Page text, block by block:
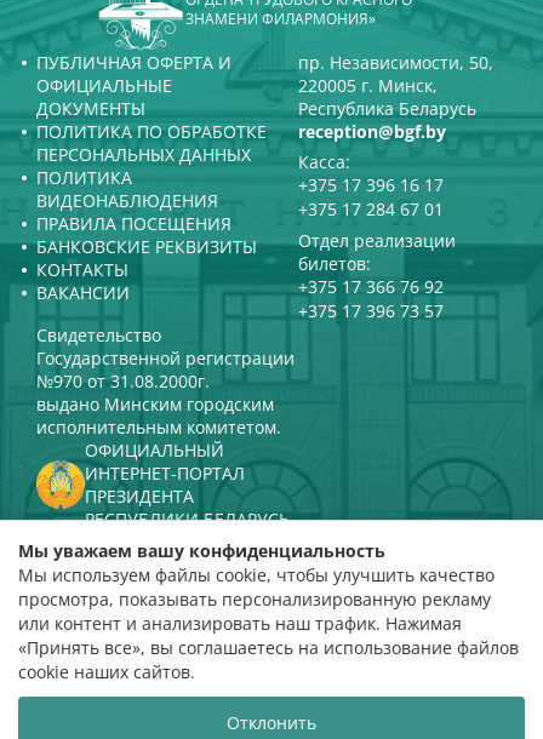
ЗНАМЕНИ ФИЛАРМОНИЯ»
ПУБЛИЧНАЯ ОФЕРТА И
ОФИЦИАЛЬНЫЕ
ДОКУМЕНТЫ
ПОЛИТИКА ПО ОБРАБОТКЕ
ПЕРСОНАЛЬНЫХ ДАННЫХ
ПОЛИТИКА
ВИДЕОНАБЛЮДЕНИЯ
ПРАВИЛА ПОСЕЩЕНИЯ
БАНКОВСКИЕ РЕКВИЗИТЫ
КОНТАКТЫ
ВАКАНСИИ
пр. Независимости, 50,
220005 г. Минск,
Республика Беларусь
reception@bgf.by
Касса:
+375 17 396 16 17
+375 17 284 67 01
Отдел реализации
билетов:
+375 17 366 76 92
+375 17 396 73 57
Свидетельство
Государственной регистрации
№970 от 31.08.2000г.
выдано Минским городским
исполнительным комитетом.
ОФИЦИАЛЬНЫЙ
ИНТЕРНЕТ-ПОРТАЛ
ПРЕЗИДЕНТА
РЕСПУБЛИКИ БЕЛАРУСЬ
МИНИСТЕРСТВО КУЛЬТУРЫ
РЕСПУБЛИКИ БЕЛАРУСЬ
ПОРТАЛ
РЕЙТИНГОВОЙ ОЦЕНКИ
оценка 4,9
на основании 112 отзывов
Мы уважаем вашу конфиденциальность
Мы используем файлы cookie, чтобы улучшить качество
просмотра, показывать персонализированную рекламу
или контент и анализировать наш трафик. Нажимая
«Принять все», вы соглашаетесь на использование файлов
cookie наших сайтов.
Отклонить